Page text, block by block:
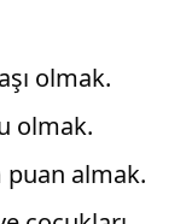
olmak.
olmak.
puan almak.